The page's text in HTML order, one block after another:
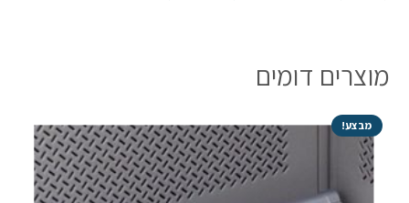
דריכה
מטר
ס"מ
מוצרים דומים
מבצע!